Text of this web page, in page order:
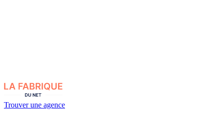
Trouver une agence